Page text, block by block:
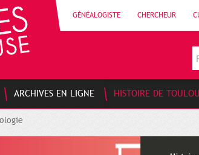
GÉNÉALOGISTE CHERCHEUR
ARCHIVES EN LIGNE HISTOIRE DE